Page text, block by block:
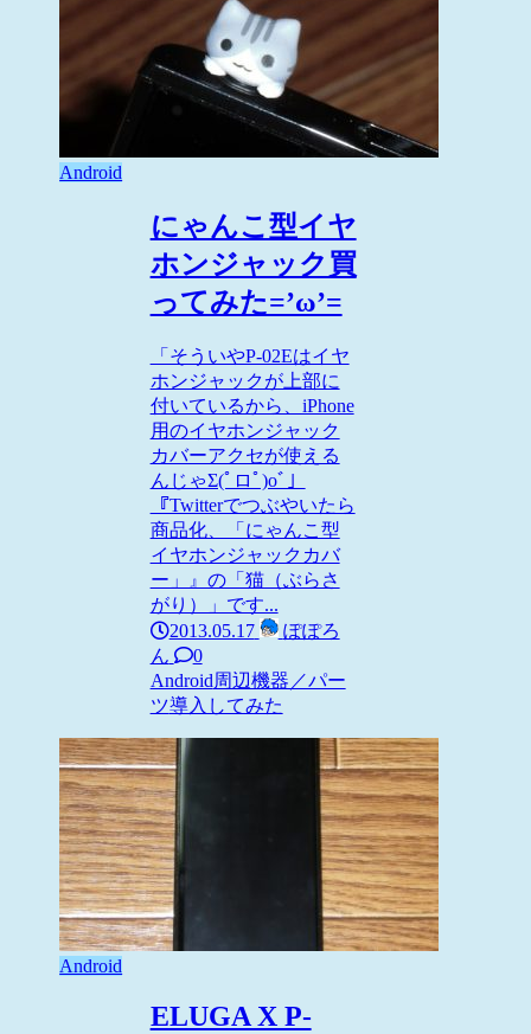
Android
にゃんこ型イヤ
ホンジャック買
ってみた=’ω’=
「そういやP-02Eはイヤ
ホンジャックが上部に
付いているから、iPhone
用のイヤホンジャック
カバーアクセが使える
んじゃΣ(ﾟロﾟ)oﾞ」
『Twitterでつぶやいたら
商品化、「にゃんこ型
イヤホンジャックカバ
ー」』の「猫（ぶらさ
がり）」です...
2013.05.17
ぽぽろ
ん
0
Android周辺機器／パー
ツ導入してみた
Android
ELUGA X P-